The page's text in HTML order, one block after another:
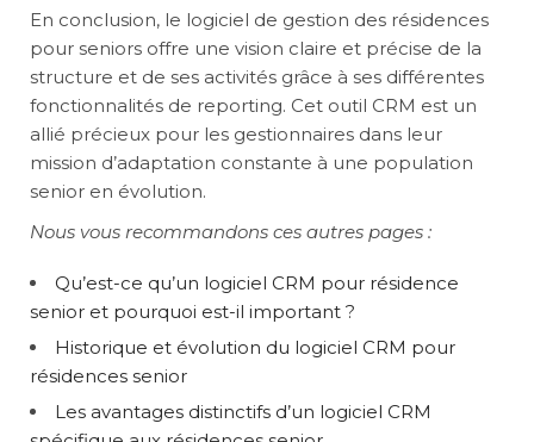
En conclusion, le logiciel de gestion des résidences
pour seniors offre une vision claire et précise de la
structure et de ses activités grâce à ses différentes
fonctionnalités de reporting. Cet outil CRM est un
allié précieux pour les gestionnaires dans leur
mission d’adaptation constante à une population
senior en évolution.
Nous vous recommandons ces autres pages :
Qu’est-ce qu’un logiciel CRM pour résidence
senior et pourquoi est-il important ?
Historique et évolution du logiciel CRM pour
résidences senior
Les avantages distinctifs d’un logiciel CRM